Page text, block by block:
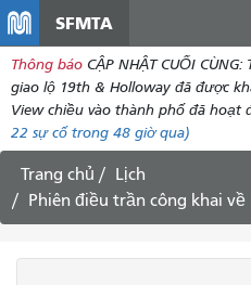
SFMTA
Thông báo CẬP NHẬT CUỐI
giao lộ 19th & Holloway đã được
View chiều vào thành phố đã hoạt
22 sự cố trong 48 giờ qua)
Trang chủ
Lịch
Phiên điều trần công khai về kỹ